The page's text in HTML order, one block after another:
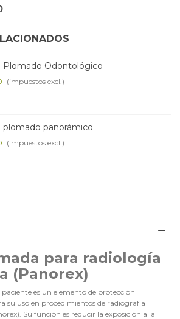
Plomado Odontológico
(impuestos excl.)
plomado panorámico
(impuestos excl.)
para radiología
(Panorex)
es un elemento de protección
su uso en procedimientos de radiografía
Su función es reducir la exposición a la